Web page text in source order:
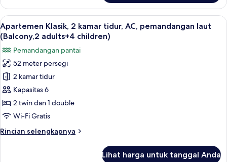
adults+3
children)
Apartemen
Klasik,
2
kamar
tidur,
AC,
pemandangan
laut
(Balcony,2
adults+3
Lihat
semua
foto
untuk
Apartemen
Klasik,
2
kamar
tidur,
pemandangan
Brankas, Wi-Fi gratis, dan seprai linen
22
Apartemen Klasik, 2 kamar tidur, AC, pemandangan laut
(Balcony,2 adults+4 children)
Pemandangan pantai
52 meter persegi
2 kamar tidur
Kapasitas 6
2 twin dan 1 double
Wi-Fi Gratis
Rincian selengkapnya
Rincian
Lihat harga untuk tanggal Anda